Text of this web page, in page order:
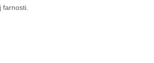
farnosti.